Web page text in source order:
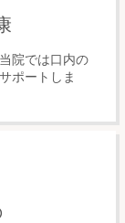
院では口内の
ポートしま